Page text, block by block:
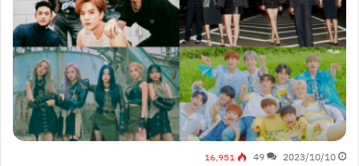
2023/10/10
49 16٬951